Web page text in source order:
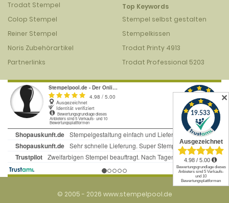
Trodat Stempel
Colop Stempel
Reiner Stempel
Noris Zubehörartikel
Partnerlinks
Top Keywords
Stempel selbst gestalten
Stempelkissen
Trodat Printy 4913
Trodat Professional 5203
© 2005 - 2026 www.stempelpool.de
✕